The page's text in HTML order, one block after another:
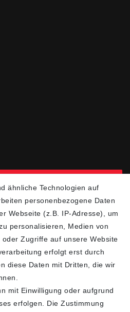
SCHNELLER UND
KOSTENLOSER
ähnliche Technologien auf
personenbezogene Daten
Webseite (z.B. IP-Adresse), um
personalisieren, Medien von
Zugriffe auf unsere Website
erfolgt erst durch
diese Daten mit Dritten, die wir
mit Einwilligung oder aufgrund
erfolgen. Die Zustimmung